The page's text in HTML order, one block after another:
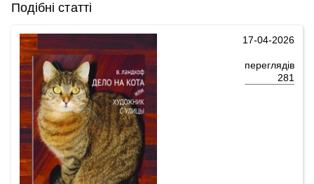
Подібні статті
17-04-2026
переглядів
281